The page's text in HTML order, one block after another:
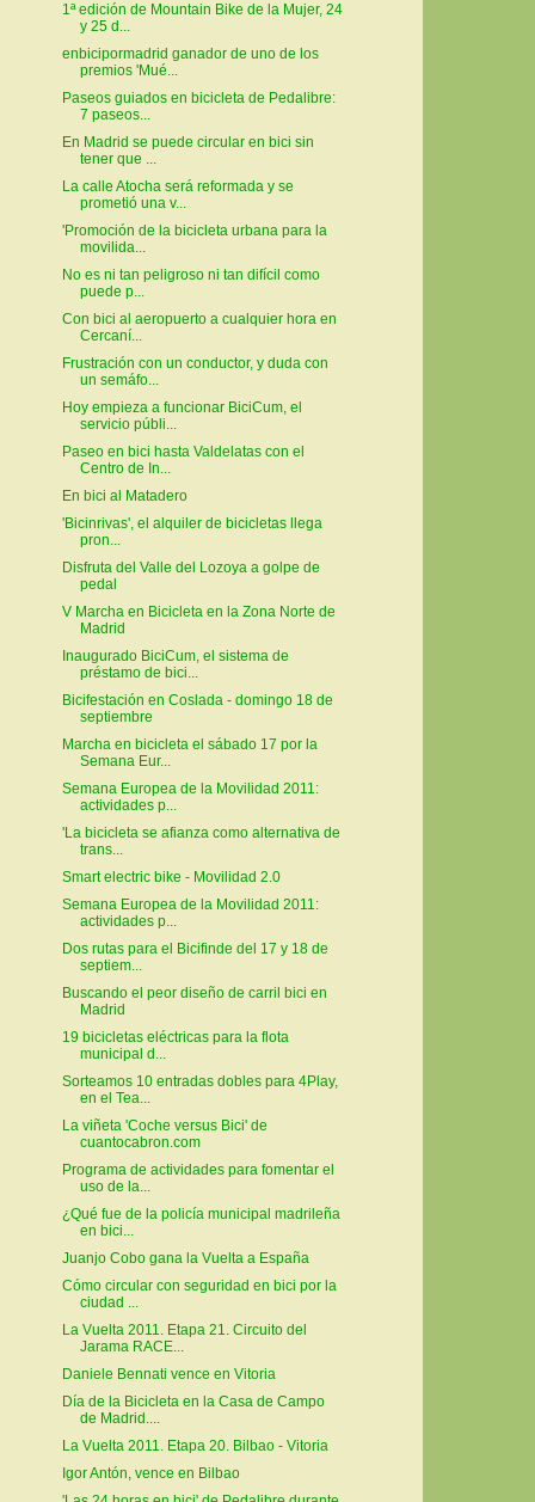
1ª edición de Mountain Bike de la Mujer, 24
y 25 d...
enbicipormadrid ganador de uno de los
premios 'Mué...
Paseos guiados en bicicleta de Pedalibre:
7 paseos...
En Madrid se puede circular en bici sin
tener que ...
La calle Atocha será reformada y se
prometió una v...
'Promoción de la bicicleta urbana para la
movilida...
No es ni tan peligroso ni tan difícil como
puede p...
Con bici al aeropuerto a cualquier hora en
Cercaní...
Frustración con un conductor, y duda con
un semáfo...
Hoy empieza a funcionar BiciCum, el
servicio públi...
Paseo en bici hasta Valdelatas con el
Centro de In...
En bici al Matadero
'Bicinrivas', el alquiler de bicicletas llega
pron...
Disfruta del Valle del Lozoya a golpe de
pedal
V Marcha en Bicicleta en la Zona Norte de
Madrid
Inaugurado BiciCum, el sistema de
préstamo de bici...
Bicifestación en Coslada - domingo 18 de
septiembre
Marcha en bicicleta el sábado 17 por la
Semana Eur...
Semana Europea de la Movilidad 2011:
actividades p...
'La bicicleta se afianza como alternativa de
trans...
Smart electric bike - Movilidad 2.0
Semana Europea de la Movilidad 2011:
actividades p...
Dos rutas para el Bicifinde del 17 y 18 de
septiem...
Buscando el peor diseño de carril bici en
Madrid
19 bicicletas eléctricas para la flota
municipal d...
Sorteamos 10 entradas dobles para 4Play,
en el Tea...
La viñeta 'Coche versus Bici' de
cuantocabron.com
Programa de actividades para fomentar el
uso de la...
¿Qué fue de la policía municipal madrileña
en bici...
Juanjo Cobo gana la Vuelta a España
Cómo circular con seguridad en bici por la
ciudad ...
La Vuelta 2011. Etapa 21. Circuito del
Jarama RACE...
Daniele Bennati vence en Vitoria
Día de la Bicicleta en la Casa de Campo
de Madrid....
La Vuelta 2011. Etapa 20. Bilbao - Vitoria
Igor Antón, vence en Bilbao